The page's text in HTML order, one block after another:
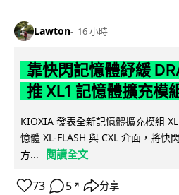
Lawton 16 小時
靠快閃記憶體紓緩
推 XL1 記憶體擴充模
KIOXIA 發表全新記憶體擴充模組
憶體 XL-FLASH 與 CXL 介面，將快
方...
閱讀全文
73 5 ↗ 分享